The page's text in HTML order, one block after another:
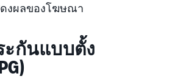
งผลของโฆษณา
ะกันแบบตั้ง